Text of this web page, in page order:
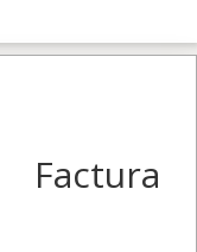
Factura